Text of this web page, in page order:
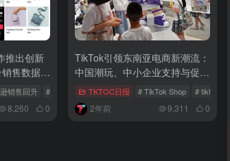
推出创新
售数据亮
销售回升 # 越南电商平台 # TikTok法案审议
8,260 0
TikTok引领东南亚电商新潮流：
中国潮玩、中小企业支持与促销
活动TKTOC日报 # TikTok Shop # tiktok电商
2年前 9,311 0